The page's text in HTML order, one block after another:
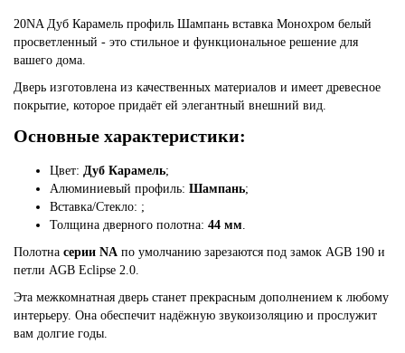
20NA Дуб Карамель профиль Шампань вставка Монохром белый
просветленный - это стильное и функциональное решение для
вашего дома.
Дверь изготовлена из качественных материалов и имеет древесное
покрытие, которое придаёт ей элегантный внешний вид.
Основные характеристики:
Цвет: Дуб Карамель;
Алюминиевый профиль: Шампань;
Вставка/Стекло: ;
Толщина дверного полотна: 44 мм.
Полотна серии NA по умолчанию зарезаются под замок AGB 190 и
петли AGB Eclipse 2.0.
Эта межкомнатная дверь станет прекрасным дополнением к любому
интерьеру. Она обеспечит надёжную звукоизоляцию и прослужит
вам долгие годы.